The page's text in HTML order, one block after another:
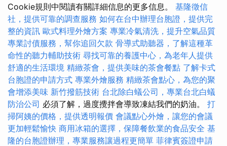
Cookie規則中閱讀有關詳細信息的更多信息。 基隆徵信
社，提供可靠的調查服務 如何在台中辦理台胞證，提供完
整的資訊 歐式料理外燴方案 專業冷氣清洗，提升空氣品質
專業討債服務，幫你追回欠款 骨導式助聽器，了解這種革
命性的聽力輔助技術 尋找可靠的養護中心，為老年人提供
舒適的生活環境 精緻茶會，提供美味的茶會餐點 了解卡式
台胞證的申請方式 專業外燴服務 精緻茶會點心，為您的聚
會增添美味 新竹撥筋技術 台北除白蟻公司，專業台北白蟻
防治公司 必須了解，過度攪拌會導致凍結我們的奶油。 打
掃阿姨的價格，提供透明報價 會議點心外燴，讓您的會議
更加輕鬆愉快 商用冰箱的選擇，保障餐飲業的食品安全 基
隆的台胞證辦理，專業服務讓過程更簡單 菲律賓簽證申請